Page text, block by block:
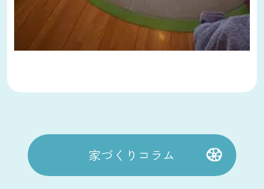
家づくりコラム